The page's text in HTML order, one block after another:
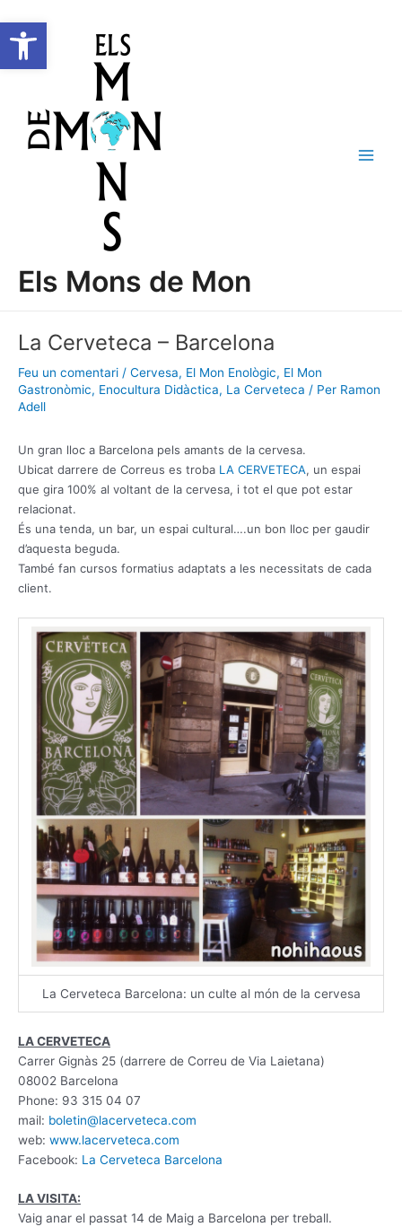
Obre la barra d'eines
contingut
Els Mons de Mon
La Cerveteca – Barcelona
Feu un comentari / Cervesa, El Mon Enològic, El Mon
Gastronòmic, Enocultura Didàctica, La Cerveteca / Per Ramon
Adell
Un gran lloc a Barcelona pels amants de la cervesa.
Ubicat darrere de Correus es troba LA CERVETECA, un espai
que gira 100% al voltant de la cervesa, i tot el que pot estar
relacionat.
És una tenda, un bar, un espai cultural….un bon lloc per gaudir
d’aquesta beguda.
També fan cursos formatius adaptats a les necessitats de cada
client.
La Cerveteca Barcelona: un culte al món de la cervesa
LA CERVETECA
Carrer Gignàs 25 (darrere de Correu de Via Laietana)
08002 Barcelona
Phone: 93 315 04 07
mail: boletin@lacerveteca.com
web: www.lacerveteca.com
Facebook: La Cerveteca Barcelona
LA VISITA:
Vaig anar el passat 14 de Maig a Barcelona per treball.
d'entrades
e
r